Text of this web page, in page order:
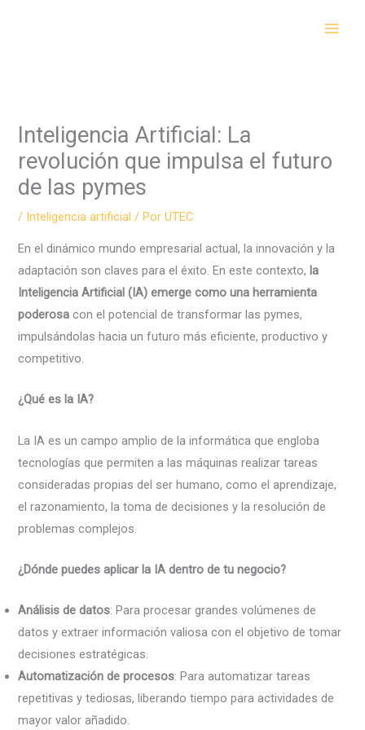
Inteligencia Artificial: La
revolución que impulsa el futuro
de las pymes
/ Inteligencia artificial / PorUTEC
En el dinámico mundo empresarial actual, la innovación y la
adaptación son claves para el éxito. En este contexto, la
Inteligencia Artificial (IA) emerge como una herramienta
poderosa con el potencial de transformar las pymes,
impulsándolas hacia un futuro más eficiente, productivo y
competitivo.
¿Qué es la IA?
La IA es un campo amplio de la informática que engloba
tecnologías que permiten a las máquinas realizar tareas
consideradas propias del ser humano, como el aprendizaje,
el razonamiento, la toma de decisiones y la resolución de
problemas complejos.
¿Dónde puedes aplicar la IA dentro de tu negocio?
Análisis de datos: Para procesar grandes volúmenes de
datos y extraer información valiosa con el objetivo de tomar
decisiones estratégicas.
Automatización de procesos: Para automatizar tareas
repetitivas y tediosas, liberando tiempo para actividades de
mayor valor añadido.